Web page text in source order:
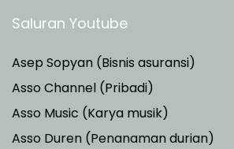
Saluran Youtube
Asep Sopyan (Bisnis asuransi)
Asso Channel (Pribadi)
Asso Music (Karya musik)
Asso Duren (Penanaman durian)